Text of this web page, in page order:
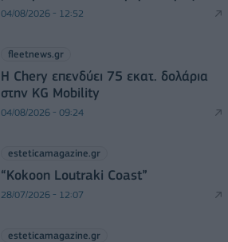
04/08/2026 - 12:52
fleetnews.gr
Η Chery επενδύει 75 εκατ. δολάρια
στην KG Mobility
04/08/2026 - 09:24
esteticamagazine.gr
“Kokoon Loutraki Coast”
28/07/2026 - 12:07
esteticamagazine.gr